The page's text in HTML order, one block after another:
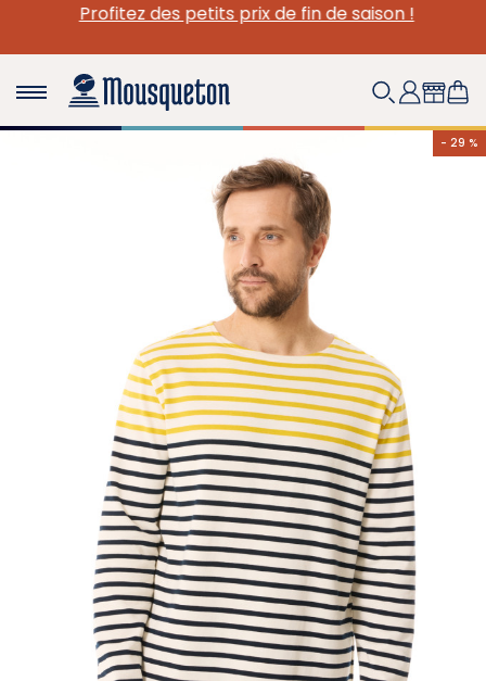
Profitez des petits prix de fin de saison !
- 29 %